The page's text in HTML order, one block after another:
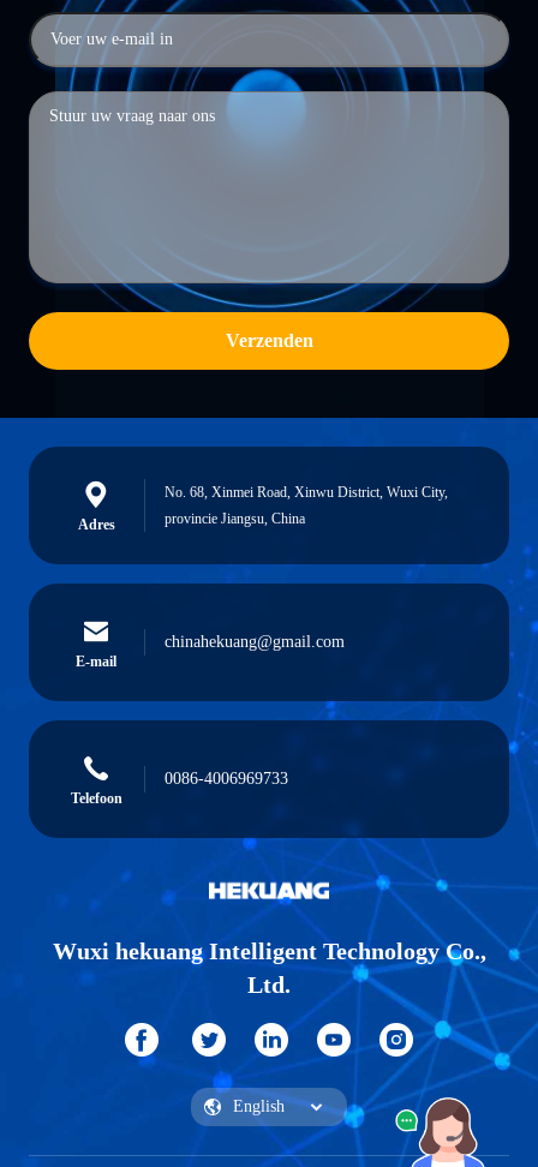
Verzenden
Adres
No. 68, Xinmei Road, Xinwu District, Wuxi City,
provincie Jiangsu, China
E-mail
chinahekuang@gmail.com
Telefoon
0086-4006969733
Wuxi hekuang Intelligent Technology Co.,
Ltd.